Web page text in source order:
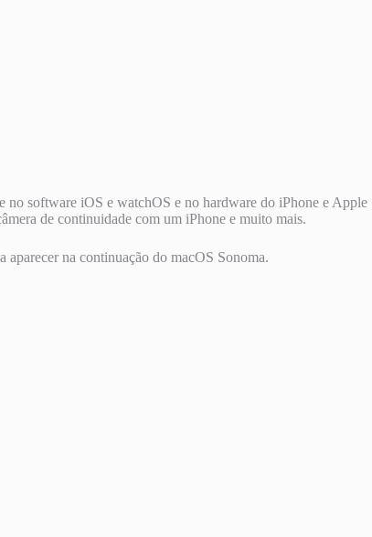
no software iOS e watchOS e no hardware do iPhone e Apple
de continuidade com um iPhone e muito mais.
na continuação do macOS Sonoma.